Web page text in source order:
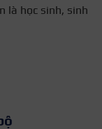
là học sinh, sinh